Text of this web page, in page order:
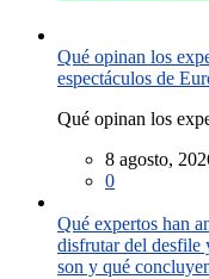
Qué opinan los
espectáculos de
Qué opinan los
8 agosto,
0
Qué expertos han
disfrutar del desfile
son y qué